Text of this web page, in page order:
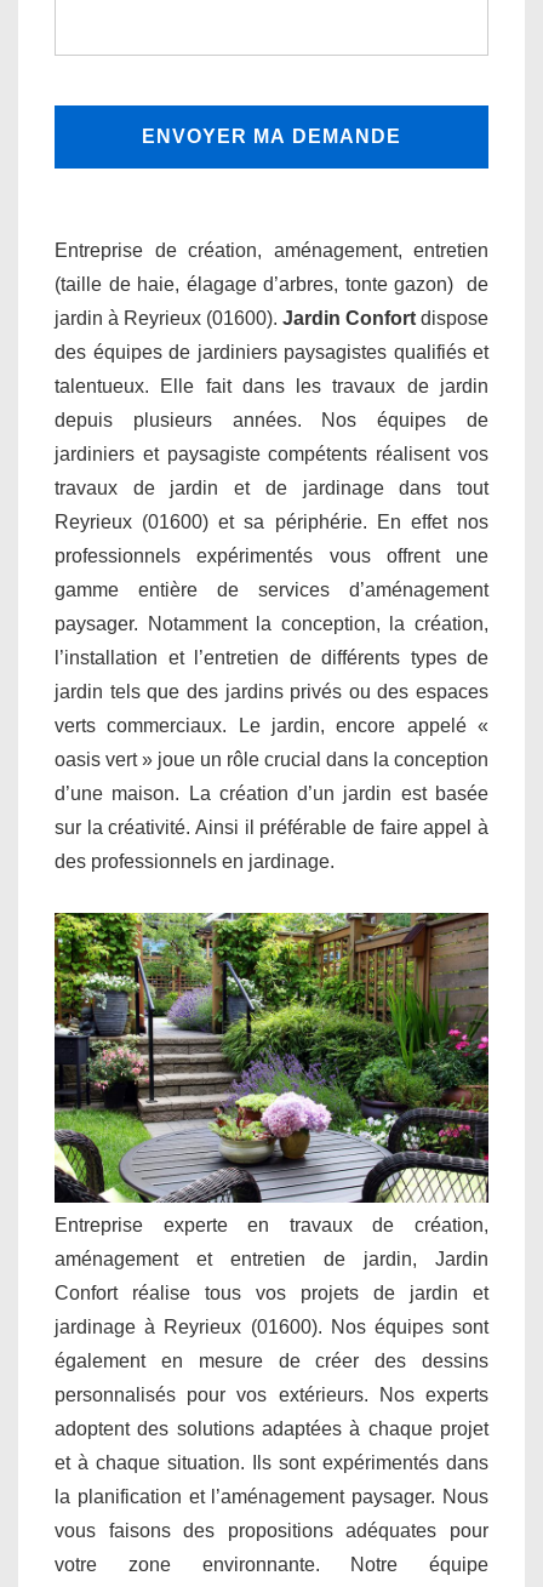
Entreprise de création, aménagement, entretien
(taille de haie, élagage d’arbres, tonte gazon) de
jardin à Reyrieux (01600). Jardin Confort dispose
des équipes de jardiniers paysagistes qualifiés et
talentueux. Elle fait dans les travaux de jardin
depuis plusieurs années. Nos équipes de
jardiniers et paysagiste compétents réalisent vos
travaux de jardin et de jardinage dans tout
Reyrieux (01600) et sa périphérie. En effet nos
professionnels expérimentés vous offrent une
gamme entière de services d’aménagement
paysager. Notamment la conception, la création,
l’installation et l’entretien de différents types de
jardin tels que des jardins privés ou des espaces
verts commerciaux. Le jardin, encore appelé «
oasis vert » joue un rôle crucial dans la conception
d’une maison. La création d’un jardin est basée
sur la créativité. Ainsi il préférable de faire appel à
des professionnels en jardinage.
Entreprise experte en travaux de création,
aménagement et entretien de jardin, Jardin
Confort réalise tous vos projets de jardin et
jardinage à Reyrieux (01600). Nos équipes sont
également en mesure de créer des dessins
personnalisés pour vos extérieurs. Nos experts
adoptent des solutions adaptées à chaque projet
et à chaque situation. Ils sont expérimentés dans
la planification et l’aménagement paysager. Nous
vous faisons des propositions adéquates pour
votre zone environnante. Notre équipe